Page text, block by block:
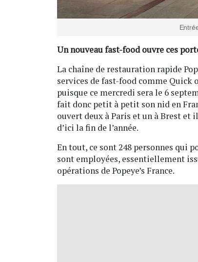
Un nouveau fast-food ouvre ces
La chaîne de restauration rapide
services de fast-food comme Quick
puisque ce mercredi sera le 6
fait donc petit à petit son nid en
ouvert deux à Paris et un à Brest et
d’ici la fin de l’année.
En tout, ce sont 248 personnes qui
sont employées, essentiellement
opérations de Popeye’s France.